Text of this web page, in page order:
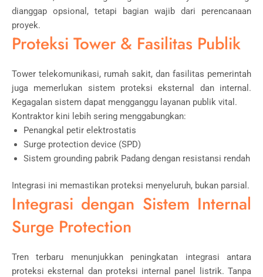
dianggap opsional, tetapi bagian wajib dari perencanaan
proyek.
Proteksi Tower & Fasilitas Publik
Tower telekomunikasi, rumah sakit, dan fasilitas pemerintah
juga memerlukan sistem proteksi eksternal dan internal.
Kegagalan sistem dapat mengganggu layanan publik vital.
Kontraktor kini lebih sering menggabungkan:
Penangkal petir elektrostatis
Surge protection device (SPD)
Sistem grounding pabrik Padang dengan resistansi rendah
Integrasi ini memastikan proteksi menyeluruh, bukan parsial.
Integrasi dengan Sistem Internal
Surge Protection
Tren terbaru menunjukkan peningkatan integrasi antara
proteksi eksternal dan proteksi internal panel listrik. Tanpa